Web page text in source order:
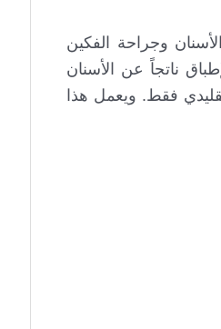
وجراحة الفكين
ناتجاً عن الأسنان
فقط. ويعمل هذا